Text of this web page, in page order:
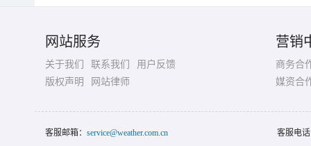
网站服务
关于我们 联系我们
用户反馈
版权声明
网站律师
营销
商务合
媒资合
客服邮箱： service@weather.com.cn 客服电